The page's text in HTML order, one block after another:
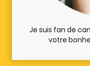
Je suis fan de
votre